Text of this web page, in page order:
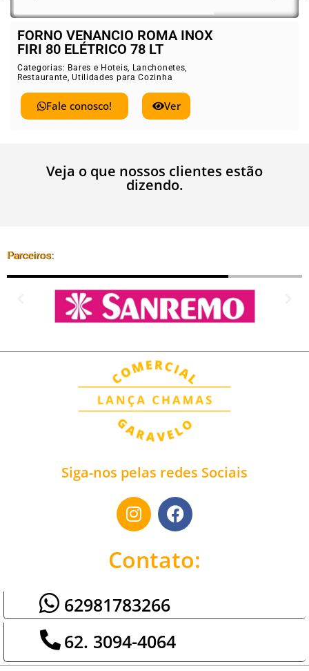
FORNO VENANCIO ROMA INOX
FIRI 80 ELÉTRICO 78 LT
Categorias: Bares e Hoteis, Lanchonetes,
Restaurante,Utilidades para Cozinha
Fale conosco! Ver
Veja o que nossos clientes estão
dizendo.
Parceiros:
Siga-nos pelas redes Sociais
Contato:
62981783266
62. 3094-4064